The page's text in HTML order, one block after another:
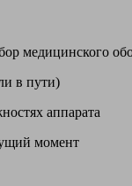
в пути)
аппарата
момент